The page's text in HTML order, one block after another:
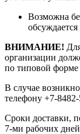
Возможна
ВНИМАНИЕ!
организации
по типовой форме
В случае
телефону +7-
Сроки доставки,
7-ми рабочих